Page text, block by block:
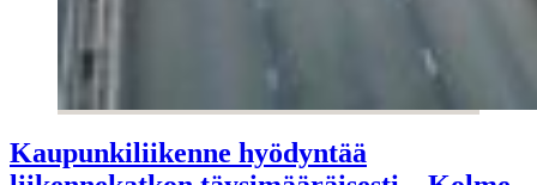
Kaupunkiliikenne hyödyntää